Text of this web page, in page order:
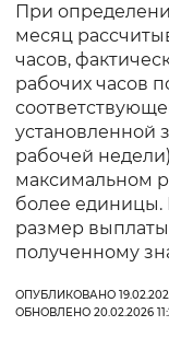
При
месяц
часов,
рабочих часов
установленной
рабочей
максимальном
более
размер
полученному
ОПУБЛИКОВАНО
ОБНОВЛЕНО 20.02.2026